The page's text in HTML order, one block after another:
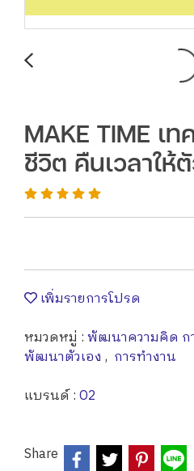
MAKE TIME เ
ชีวิต คืนเวลาให้
เพิ่มรายการโปรด
หมวดหมู่ :พัฒนาความคิด ก
พัฒนาตัวเอง , การทำงาน
แบรนด์ :O2
Share